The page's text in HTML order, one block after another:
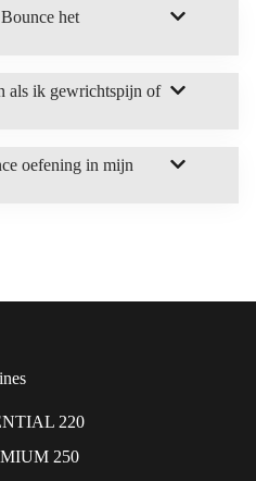
het
als ik gewrichtspijn of
oefening in mijn
220
250